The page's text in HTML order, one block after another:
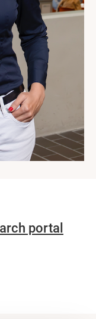
portal